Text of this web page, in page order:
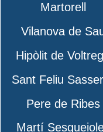
Martorell
Vilanova de
Hipòlit de
Sant Feliu
Pere de Ribes
Martí